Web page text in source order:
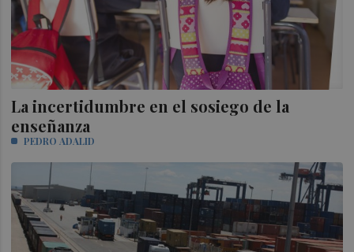
La incertidumbre en el sosiego de la
enseñanza
PEDRO ADALID